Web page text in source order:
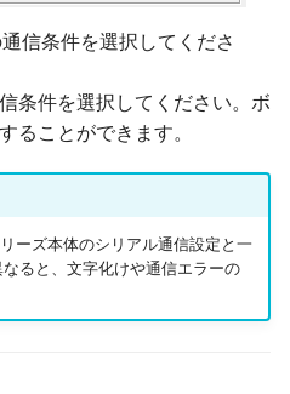
信条件を選択してくださ
条件を選択してください。ボ
ることができます。
ーズ本体のシリアル通信設定と一
ると、文字化けや通信エラーの